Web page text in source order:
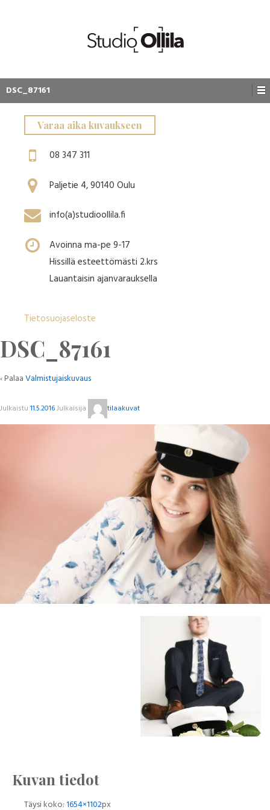
DSC_87161
Varaa aika kuvaukseen
08 347 311
Paljetie 4, 90140 Oulu
info(a)studioollila.fi
Avoinna ma-pe 9-17
Hissillä esteettömästi 2.krs
Lauantaisin ajanvarauksella
Tietosuojaseloste
DSC_87161
‹ PalaaValmistujaiskuvaus
Julkaistu 11.5.2016Julkaisija tilaakuvat
Kuvan tiedot
Täysi koko:1654×1102px